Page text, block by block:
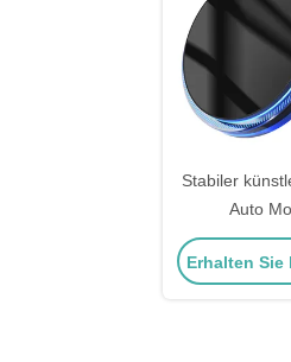
Stabiler
Auto
Drahtloses
Erhalten Sie